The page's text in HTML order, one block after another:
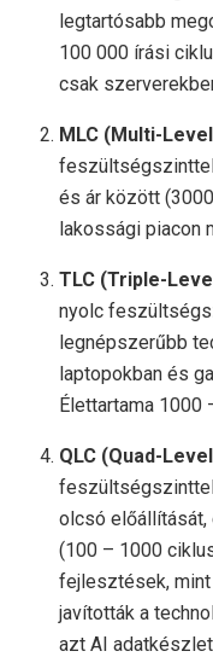
legtartósabb
100 000 írási
csak
MLC (Multi-
és ár között
lakossági piacon
TLC (Triple-
nyolc
legnépszerűbb
laptopokban és
Élettartama 1000
QLC (Quad-
olcsó előállítását,
(100 – 1000
fejlesztések, mint
javították a
azt AI